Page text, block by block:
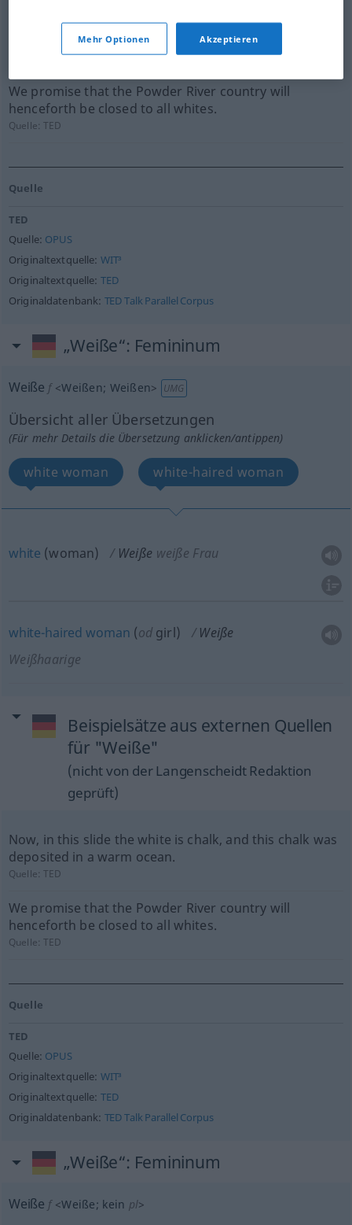
Now, in this slide the white is chalk, and this chalk was
deposited in a warm ocean.
We promise that the Powder River country will
henceforth be closed to all whites.
Quelle:TED
Quelle
TED
Quelle: OPUS
Originaltextquelle: WIT³
Originaltextquelle: TED
Originaldatenbank: TED Talk Parallel Corpus
„Weiße“: Femininum
Weiße f <Weißen; Weißen> UMG
Übersicht aller Übersetzungen
(Für mehr Details die Übersetzung anklicken/antippen)
white woman white-haired woman
white (woman) Weiße weiße Frau
white-haired woman (odgirl)
Weiße
Weißhaarige
Beispielsätze aus externen Quellen
für "Weiße"
(nicht von der Langenscheidt Redaktion
geprüft)
Now, in this slide the white is chalk, and this chalk was
deposited in a warm ocean.
Quelle:TED
We promise that the Powder River country will
henceforth be closed to all whites.
Quelle:TED
Quelle
TED
Quelle: OPUS
Originaltextquelle: WIT³
Originaltextquelle: TED
Originaldatenbank: TED Talk Parallel Corpus
„Weiße“: Femininum
Weiße f <Weiße; kein pl>
Mehr Optionen Akzeptieren